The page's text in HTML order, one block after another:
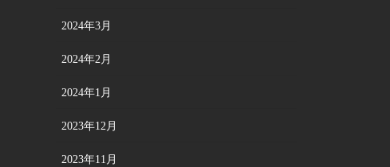
2024年3月
2024年2月
2024年1月
2023年12月
2023年11月